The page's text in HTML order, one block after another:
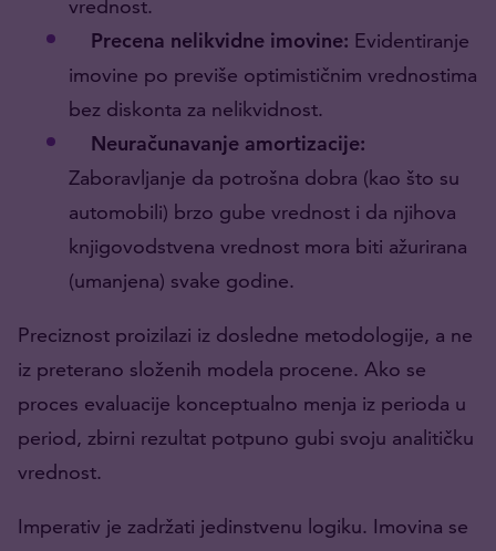
vrednost.
Precena nelikvidne imovine: Evidentiranje
imovine po previše optimističnim vrednostima
bez diskonta za nelikvidnost.
Neuračunavanje amortizacije:
Zaboravljanje da potrošna dobra (kao što su
automobili) brzo gube vrednost i da njihova
knjigovodstvena vrednost mora biti ažurirana
(umanjena) svake godine.
Preciznost proizilazi iz dosledne metodologije, a ne
iz preterano složenih modela procene. Ako se
proces evaluacije konceptualno menja iz perioda u
period, zbirni rezultat potpuno gubi svoju analitičku
vrednost.
Imperativ je zadržati jedinstvenu logiku. Imovina se